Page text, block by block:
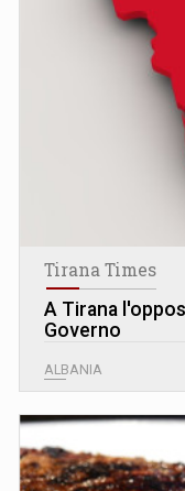
Tirana Times
A Tirana
Governo
ALBANIA